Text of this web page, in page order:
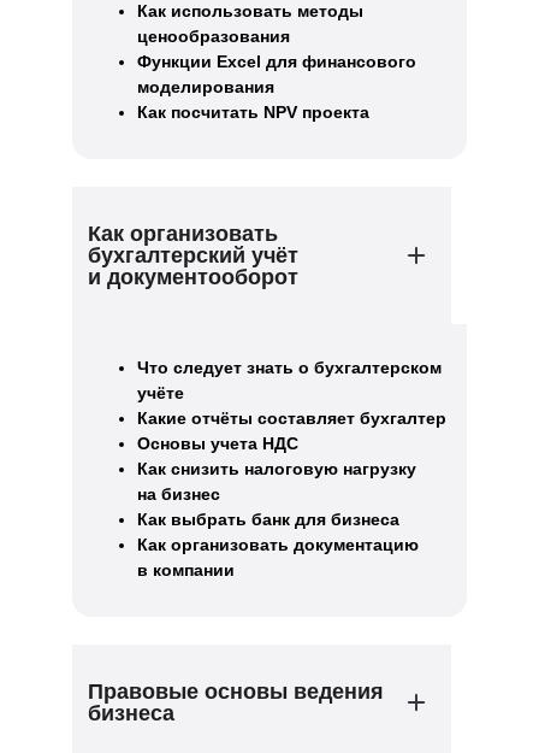
Как использовать методы
ценообразования
Функции Excel для финансового
моделирования
Как посчитать NPV проекта
Как организовать
бухгалтерский учёт
и документооборот
Что следует знать о бухгалтерском
учёте
Какие отчёты составляет бухгалтер
Основы учета НДС
Как снизить налоговую нагрузку
на бизнес
Как выбрать банк для бизнеса
Как организовать документацию
в компании
Правовые основы ведения
бизнеса